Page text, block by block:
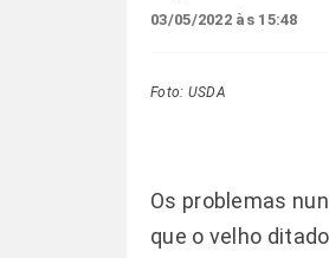
03/05/2022 às 15:48
Foto: USDA
Os problemas
que o velho